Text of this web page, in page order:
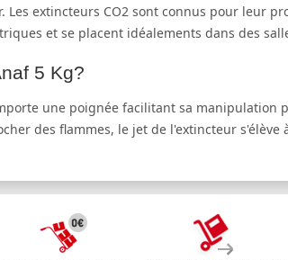
extincteurs CO2 sont connus pour leur
et se placent idéalements dans des
5 Kg?
une poignée facilitant sa
des flammes, le jet de l'extincteur s'élève